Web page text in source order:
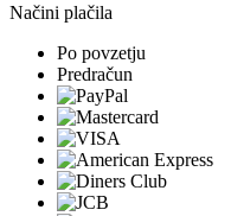
Načini plačila
Po povzetju
Predračun